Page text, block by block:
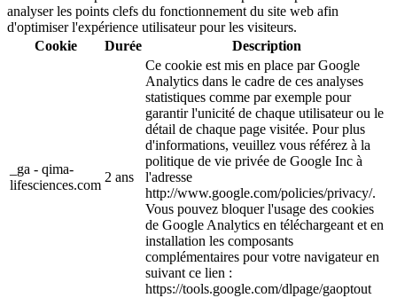
analyser les points clefs du fonctionnement du site web afin
d'optimiser l'expérience utilisateur pour les visiteurs.
Cookie
Durée Description
_ga - qima-
lifesciences.com
2 ans
Ce cookie est mis en place par Google
Analytics dans le cadre de ces analyses
statistiques comme par exemple pour
garantir l'unicité de chaque utilisateur ou le
détail de chaque page visitée. Pour plus
d'informations, veuillez vous référez à la
politique de vie privée de Google Inc à
l'adresse
http://www.google.com/policies/privacy/.
Vous pouvez bloquer l'usage des cookies
de Google Analytics en téléchargeant et en
installation les composants
complémentaires pour votre navigateur en
suivant ce lien :
https://tools.google.com/dlpage/gaoptout